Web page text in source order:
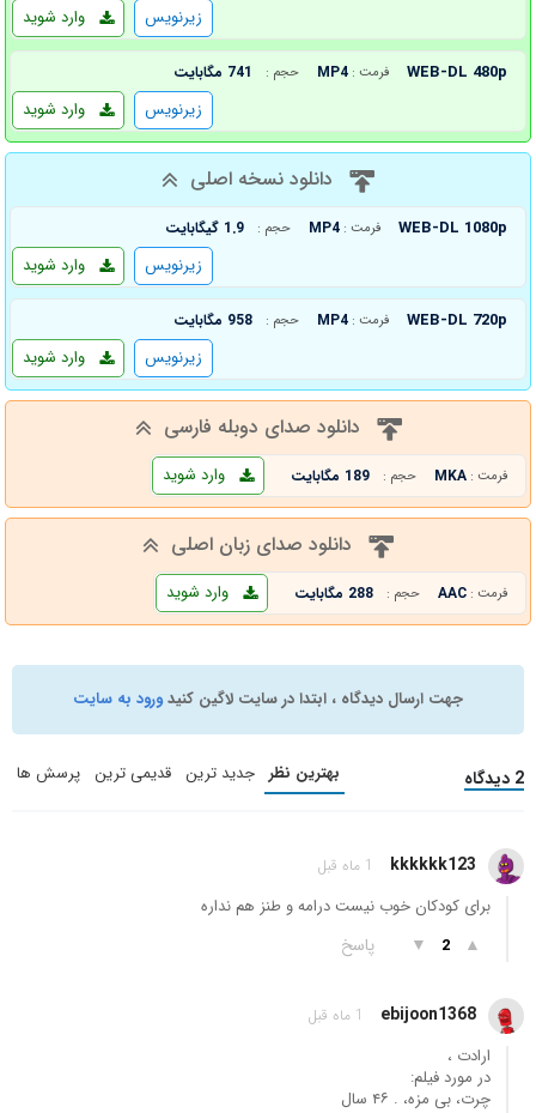
وارد شوید زیرنویس
WEB-DL 480p فرمت : MP4 حجم : 741 مگابایت
وارد شوید زیرنویس
دانلود نسخه اصلی
WEB-DL 1080p فرمت : MP4 حجم : 1.9 گیگابایت
وارد شوید زیرنویس
WEB-DL 720p فرمت : MP4 حجم : 958 مگابایت
وارد شوید زیرنویس
دانلود صدای دوبله فارسی
فرمت : MKA حجم : 189 مگابایت وارد شوید
دانلود صدای زبان اصلی
فرمت : AAC حجم : 288 مگابایت وارد شوید
جهت ارسال دیدگاه ، ابتدا در سایت لاگین کنیدورود به سایت
2 دیدگاه بهترین نظر جدید ترین قدیمی ترین پرسش ها
kkkkkk123 1 ماه قبل
برای کودکان خوب نیست درامه و طنز هم نداره
▲
2
▼ پاسخ
ebijoon1368 1 ماه قبل
ارادت ،
در مورد فیلم:
چرت، بی مزه، . ۴۶ سال